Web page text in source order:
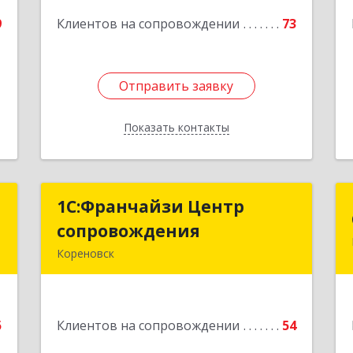
Клиентов на сопровождении 73
Отправить заявку
Показать контакты
Подробнее
Отправить заявку
Назад
1С:Франчайзи Центр
сопровождения
Кореновск
Клиентов на сопровождении 54
1С:Франчайзи Центр
сопровождения